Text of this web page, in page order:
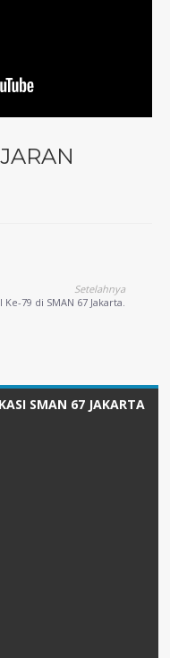
Setelahnya
Ke-79 di SMAN 67 Jakarta.
SMAN 67 JAKARTA